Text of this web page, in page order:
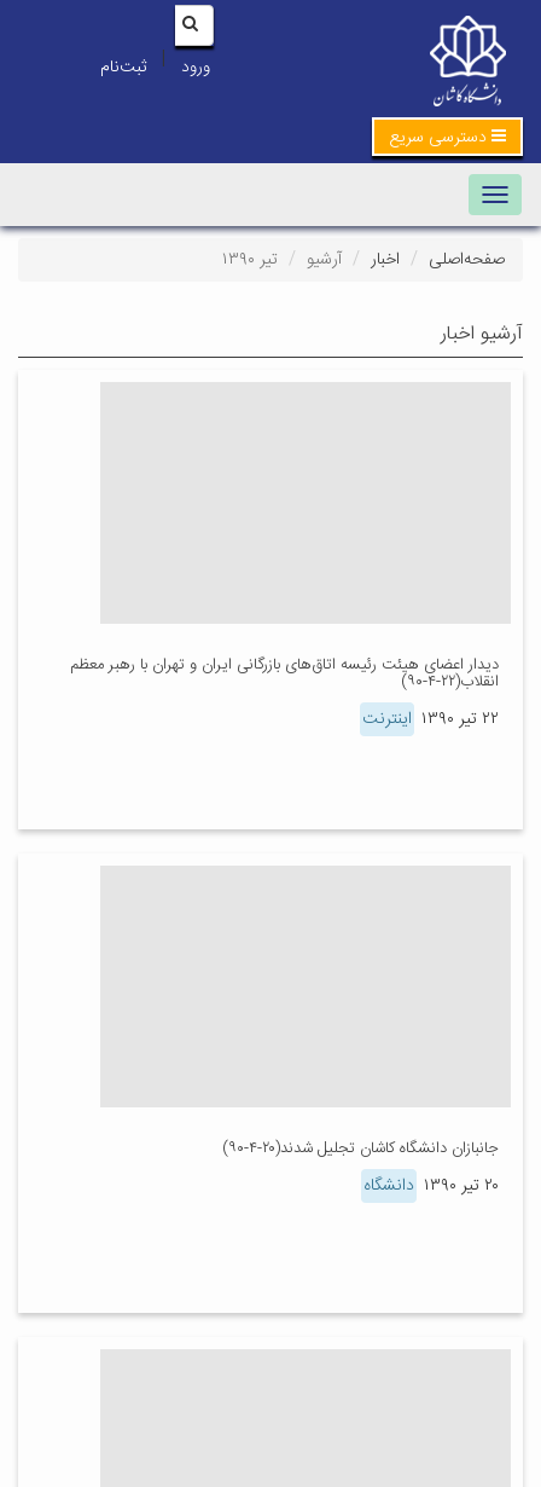
ورود | ثبت‌نام
دسترسی سریع
Toggle navigation
صفحه‌اصلی اخبار آرشیو تیر ۱۳۹۰
آرشیو اخبار
دیدار اعضای هیئت رئیسه اتاق‌های بازرگانی ایران و تهران با رهبر معظم
انقلاب(۲۲-۴-۹۰)
۲۲ تیر ۱۳۹۰ اینترنت
جانبازان دانشگاه کاشان تجلیل شدند(۲۰-۴-۹۰)
۲۰ تیر ۱۳۹۰ دانشگاه